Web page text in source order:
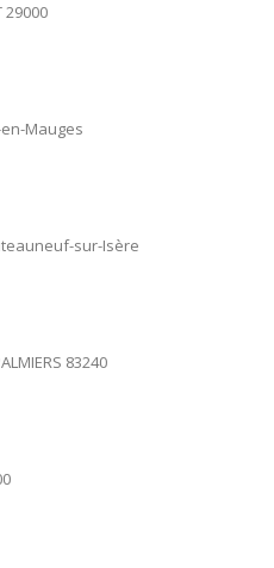
29000
en-Mauges
sur-Isère
83240